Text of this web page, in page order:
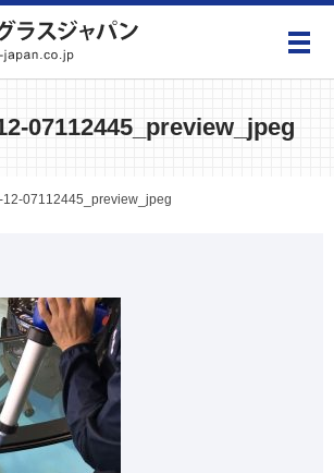
メ
07112445_preview_jpeg
12-07112445_preview_jpeg